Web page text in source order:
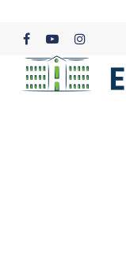
content
facebookyoutubeinstagram